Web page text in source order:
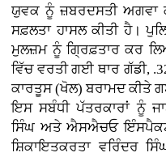
ਯੁਵਕ ਨੂੰ ਜ਼ਬਰਦਸਤੀ ਅਗਵਾ
ਸਫ਼ਲਤਾ ਹਾਸਲ ਕੀਤੀ ਹੈ।
ਮੁਲਜ਼ਮ ਨੂੰ ਗ੍ਰਿਫ਼ਤਾਰ ਕਰ
ਵਿੱਚ ਵਰਤੀ ਗਈ ਥਾਰ ਗੱਡੀ,
ਕਾਰਤੂਸ (ਖੋਲ) ਬਰਾਮਦ ਕੀਤੇ
ਇਸ ਸਬੰਧੀ ਪੱਤਰਕਾਰਾਂ ਨੂੰ
ਸਿੰਘ ਅਤੇ ਐਸਐਚਓ
ਸ਼ਿਕਾਇਤਕਰਤਾ ਵਰਿੰਦਰ